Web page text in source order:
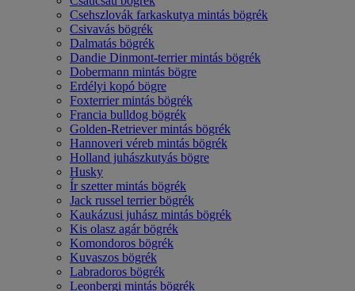
Csehszlovák farkaskutya mintás bögrék
Csivavás bögrék
Dalmatás bögrék
Dandie Dinmont-terrier mintás bögrék
Dobermann mintás bögre
Erdélyi kopó bögre
Foxterrier mintás bögrék
Francia bulldog bögrék
Golden-Retriever mintás bögrék
Hannoveri véreb mintás bögrék
Holland juhászkutyás bögre
Husky
Ír szetter mintás bögrék
Jack russel terrier bögrék
Kaukázusi juhász mintás bögrék
Kis olasz agár bögrék
Komondoros bögrék
Kuvaszos bögrék
Labradoros bögrék
Leonbergi mintás bögrék